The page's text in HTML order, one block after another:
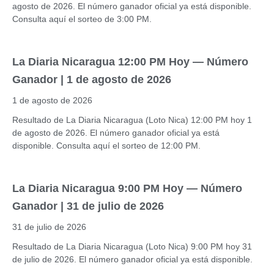
agosto de 2026. El número ganador oficial ya está disponible.
Consulta aquí el sorteo de 3:00 PM.
La Diaria Nicaragua 12:00 PM Hoy — Número
Ganador | 1 de agosto de 2026
1 de agosto de 2026
Resultado de La Diaria Nicaragua (Loto Nica) 12:00 PM hoy 1
de agosto de 2026. El número ganador oficial ya está
disponible. Consulta aquí el sorteo de 12:00 PM.
La Diaria Nicaragua 9:00 PM Hoy — Número
Ganador | 31 de julio de 2026
31 de julio de 2026
Resultado de La Diaria Nicaragua (Loto Nica) 9:00 PM hoy 31
de julio de 2026. El número ganador oficial ya está disponible.